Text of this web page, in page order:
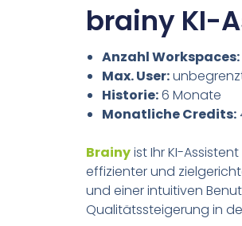
brainy KI-
Anzahl Workspaces:
Max. User:
Historie:6 Monate
Monatliche Credits:
Brainyist Ihr KI-
effizienter und
und einer intuitiven
Qualitätssteigerung in